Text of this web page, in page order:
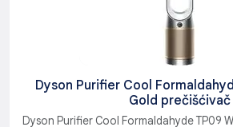
Dyson Purifier Cool
Gold prečišćivač
Dyson Purifier Cool Formaldahyde TP09